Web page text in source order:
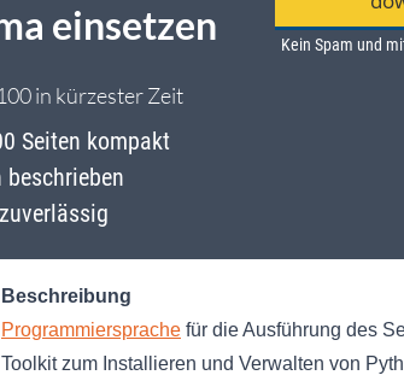
Beschreibung
Programmiersprache für die Ausführung des
Toolkit zum Installieren und Verwalten von